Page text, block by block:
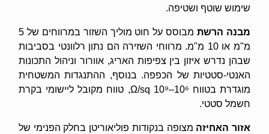
שימוש שוטף ושטיפה.
מבנה הרשת
מבוסס על חוט מוליך השזור במרווחים של 5
מ"מ או 10 מ"מ. מרווחי השזירה הם נתון רלוונטי בסביבות
שבהן נדרש איזון בין צפיפות האריג, אוורור וניהול התכונות
האנטי-סטטיות של הכפפה. בנוסף, ההתנגדות המשטחית
מוגדרת בטווח 10⁶–10⁹ Ω/sq, טווח מקובל ליישומי בקרת
חשמל סטטי.
אזור האחיזה מצופה בנקודות פוליאוריטן בחלק הפנימי של